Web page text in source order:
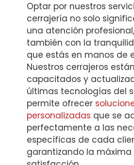
Optar por nuestros
cerrajería no solo
una atención
también con la
que estás en manos de
Nuestros cerrajeros
capacitados y
últimas tecnologías del
permite ofrecer
personalizadas que se
perfectamente a las
específicas de cada
garantizando la